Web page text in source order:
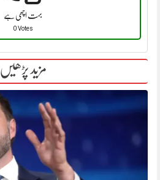
بہت اچھی ہے
0 Votes
مزید پڑھیں